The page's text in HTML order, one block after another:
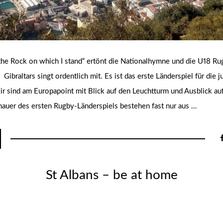
Rock on which I stand“ ertönt die Nationalhymne und die U18
singt ordentlich mit. Es ist das erste Länderspiel für die
sind am Europapoint mit Blick auf den Leuchtturm und Ausblick
des ersten Rugby-Länderspiels bestehen fast nur aus …
St Albans – be at home